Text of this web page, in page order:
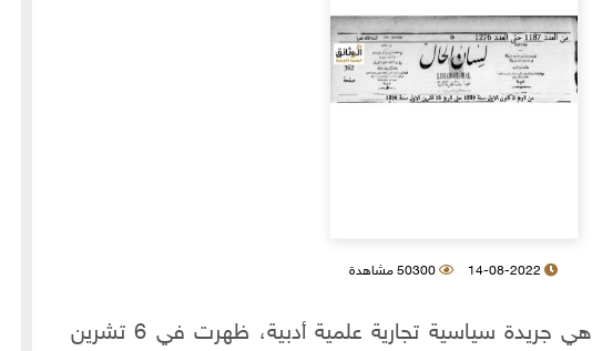
جريدة لسان الحال البيروتية هي جريدة سياسية تجارية علمية أدبية، ظهرت في 6 تشرين